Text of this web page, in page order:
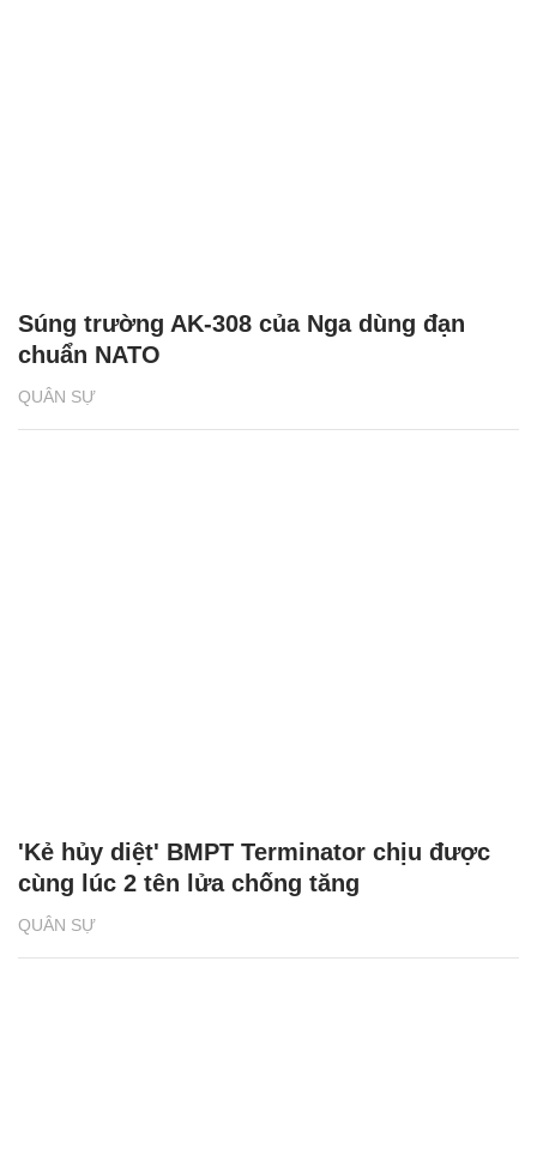
QUÂN SỰ
Súng trường AK-308 của Nga dùng đạn
chuẩn NATO
QUÂN SỰ
'Kẻ hủy diệt' BMPT Terminator chịu được
cùng lúc 2 tên lửa chống tăng